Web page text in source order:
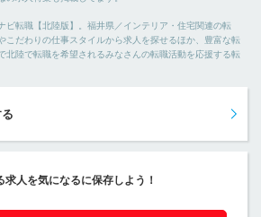
ビ転職【北陸版】。福井県／インテリア・住宅関連の転
こだわりの仕事スタイルから求人を探せるほか、豊富な転
北陸で転職を希望されるみなさんの転職活動を応援する転
求人を気になるに保存しよう！